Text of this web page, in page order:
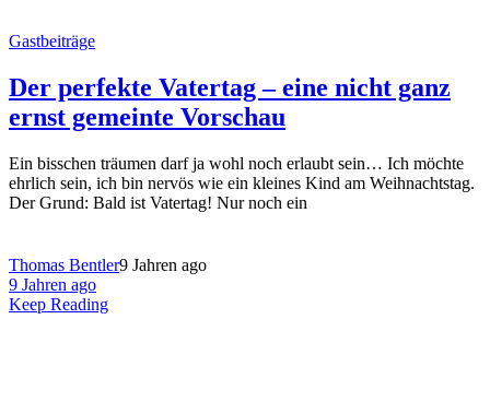
Gastbeiträge
Der perfekte Vatertag – eine nicht ganz
ernst gemeinte Vorschau
Ein bisschen träumen darf ja wohl noch erlaubt sein… Ich möchte
ehrlich sein, ich bin nervös wie ein kleines Kind am Weihnachtstag.
Der Grund: Bald ist Vatertag! Nur noch ein
Thomas Bentler9 Jahren ago
9 Jahren ago
Keep Reading